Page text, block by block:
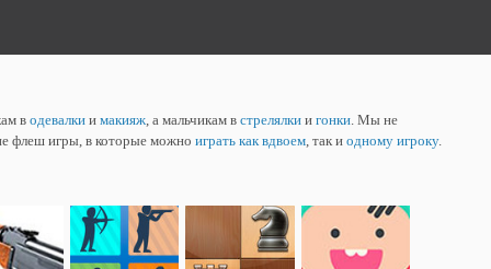
в одевалки и макияж, а мальчикам в стрелялки и гонки. Мы не
флеш игры, в которые можно играть как вдвоем, так и одному игроку.